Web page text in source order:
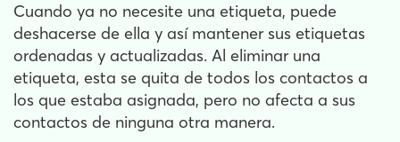
Cuando ya no necesite una etiqueta, puede
deshacerse de ella y así mantener sus etiquetas
ordenadas y actualizadas. Al eliminar una
etiqueta, esta se quita de todos los contactos a
los que estaba asignada, pero no afecta a sus
contactos de ninguna otra manera.